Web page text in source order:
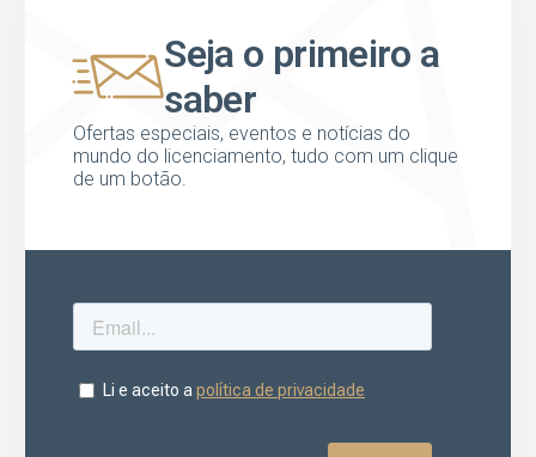
Seja o primeiro a
saber
Ofertas especiais, eventos e notícias do
mundo do licenciamento, tudo com um clique
de um botão.